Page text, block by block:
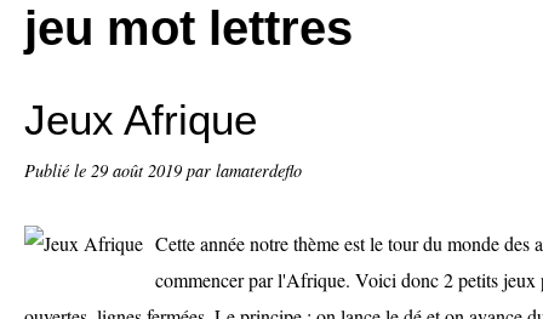
jeu mot lettres
Jeux Afrique
Publié le 29 août 2019 par lamaterdeflo
Cette année notre thème est le tour du monde des
commencer par l'Afrique. Voici donc 2 petits